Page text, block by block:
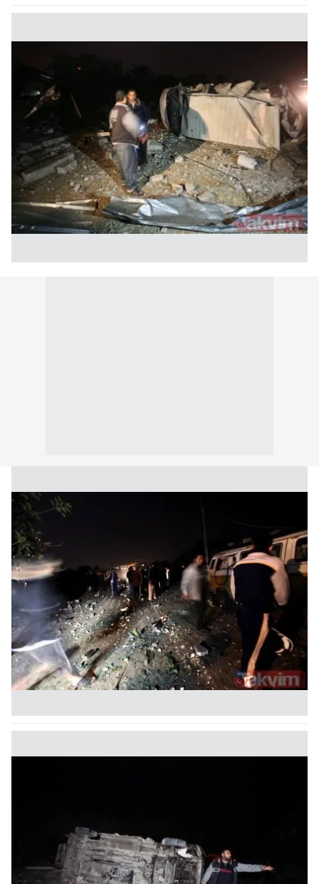
Sizlere daha iyi bir hizmet sunabilmek için İnternet
kullanılmaktadır. Bu çerezler vasıtasıyla çeşitli kişisel
toplumu hizmetlerinin sunulması amacıyla
kullanılmaktadır. Diğer çerezler, sitemizin daha işlevsel
kılınması ve kişiselleştirilmesi ve sizlere yönelik
reklam/pazarlama faaliyetlerinin yapılması, amaçlarıyla
sınırlı olarak açık rızanız dahilinde kullanılacaktır.
Çerezlere ilişkin tercihlerinizi aşağıda yer alan panel
vasıtasıyla belirleyebilirsiniz. Çerezlere ilişkin detaylı bilgi
için Ayarlar butonuna tıklayabilir,Çerez Bilgilendirme
Metnimiziziyaret edebilirsiniz.
6698 sayılı Kişisel Verilerin Korunması Kanunu uyarınca